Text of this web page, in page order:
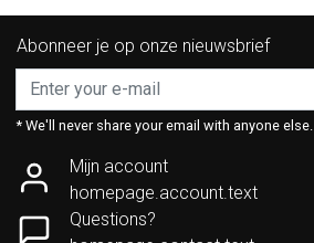
Abonneer je op onze nieuwsbrief
* We'll never share your email with anyone else.
Mijn account
homepage.account.text
Questions?